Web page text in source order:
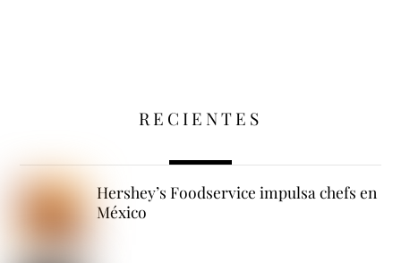
RECIENTES
Hershey’s Foodservice impulsa chefs en
México